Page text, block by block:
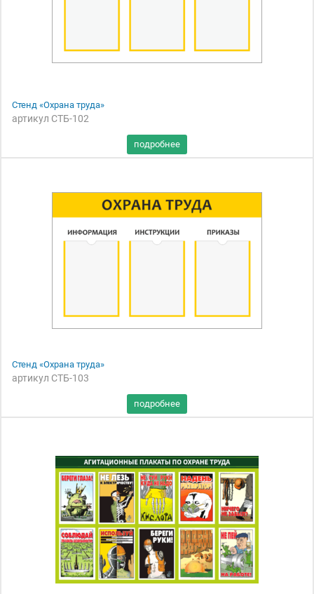
Стенд «Охрана труда»
артикул СТБ-102
Стенд «Охрана труда»
артикул СТБ-103